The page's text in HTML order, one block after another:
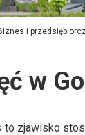
i
w
zjawisko